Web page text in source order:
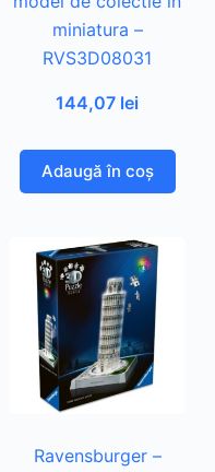
miniatura –
RVS3D08031
144,07 lei
Adaugă în coș
Ravensburger –